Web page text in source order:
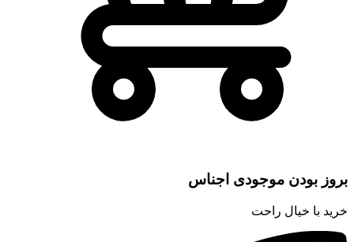
بروز بودن موجودی اجناس
خرید با خیال راحت